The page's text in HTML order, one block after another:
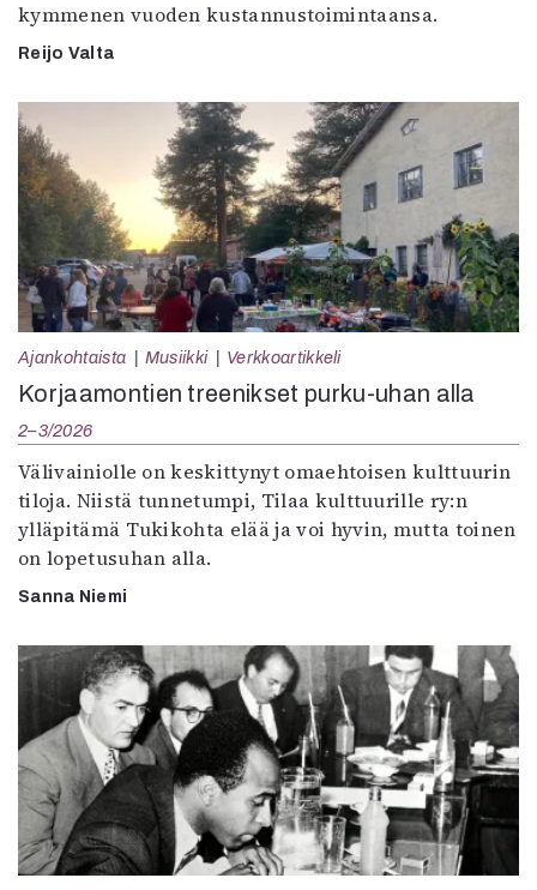
kymmenen vuoden kustannustoimintaansa.
Reijo Valta
Ajankohtaista Musiikki Verkkoartikkeli
Korjaamontien treenikset purku-uhan alla
2–3/2026
Välivainiolle on keskittynyt omaehtoisen kulttuurin
tiloja. Niistä tunnetumpi, Tilaa kulttuurille ry:n
ylläpitämä Tukikohta elää ja voi hyvin, mutta toinen
on lopetusuhan alla.
Sanna Niemi